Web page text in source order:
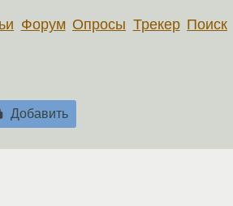
Форум Опросы Трекер Поиск
Добавить